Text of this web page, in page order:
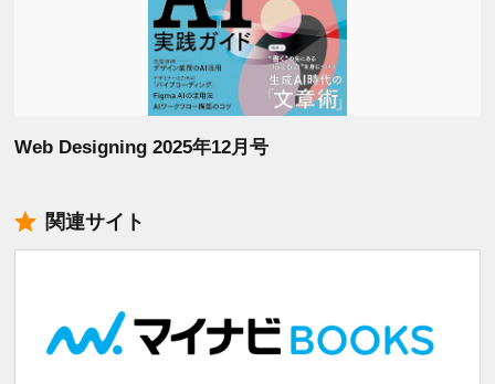
Web Designing 2025年12月号
関連サイト